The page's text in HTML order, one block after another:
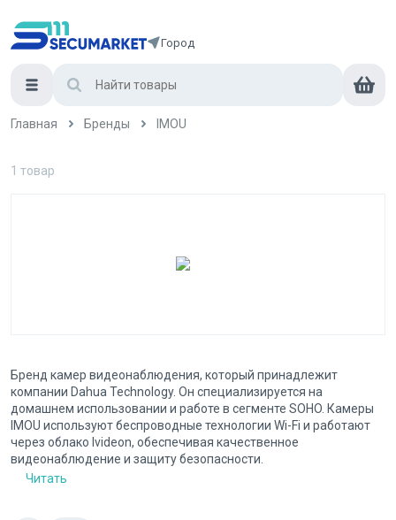
Город
Главная Бренды IMOU
1 товар
Бренд камер видеонаблюдения, который принадлежит
компании Dahua Technology. Он специализируется на
домашнем использовании и работе в сегменте SOHO. Камеры
IMOU используют беспроводные технологии Wi-Fi и работают
через облако Ivideon, обеспечивая качественное
видеонаблюдение и защиту безопасности.
Читать